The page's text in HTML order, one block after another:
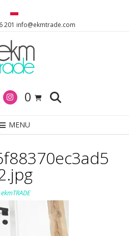
201 info@ekmtrade.com
0
MENU
ekmTRADE